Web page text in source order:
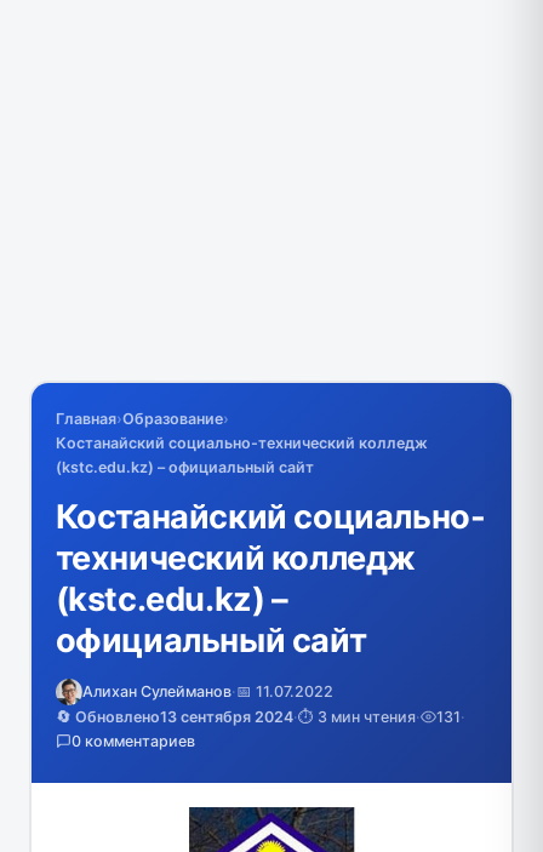
Главная›Образование›
Костанайский социально-технический колледж
(kstc.edu.kz) – официальный сайт
Костанайский социально-
технический колледж
(kstc.edu.kz) –
официальный сайт
Алихан Сулейманов·📅 11.07.2022
🔄 Обновлено13 сентября 2024·⏱️ 3 мин чтения· 131·
0 комментариев